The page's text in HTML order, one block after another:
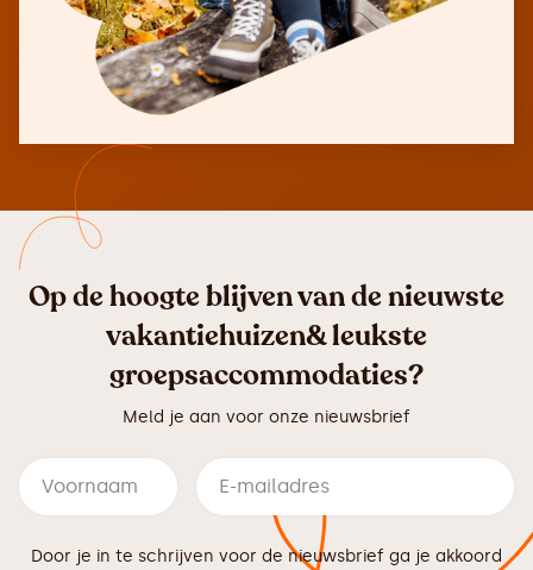
Op de hoogte blijven van de nieuwste
vakantiehuizen& leukste
groepsaccommodaties?
Meld je aan voor onze nieuwsbrief
Door je in te schrijven voor de nieuwsbrief ga je akkoord